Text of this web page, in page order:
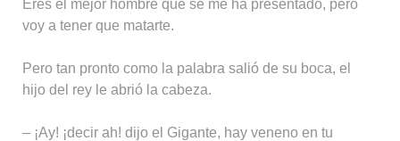
Eres el mejor hombre que se me ha presentado, pero
voy a tener que matarte.
Pero tan pronto como la palabra salió de su boca, el
hijo del rey le abrió la cabeza.
– ¡Ay! ¡decir ah! dijo el Gigante, hay veneno en tu